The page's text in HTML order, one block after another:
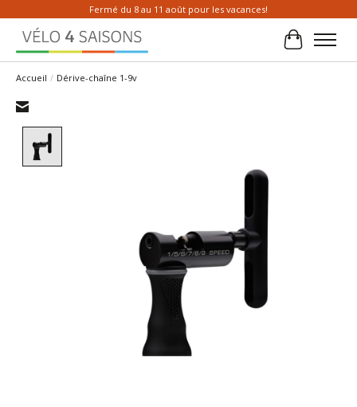
Fermé du 8 au 11 août pour les vacances!
Panier
Accueil / Dérive-chaîne 1-9v